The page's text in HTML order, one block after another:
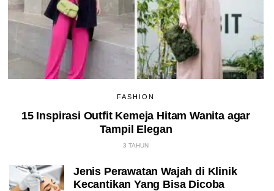
FASHION
15 Inspirasi Outfit Kemeja Hitam Wanita agar
Tampil Elegan
3 TAHUN
Jenis Perawatan Wajah di Klinik
Kecantikan Yang Bisa Dicoba